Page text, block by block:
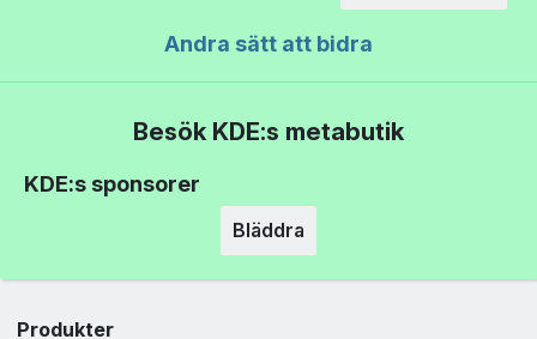
Andra sätt att bidra
Besök KDE:s metabutik
KDE:s sponsorer
Bläddra
Produkter